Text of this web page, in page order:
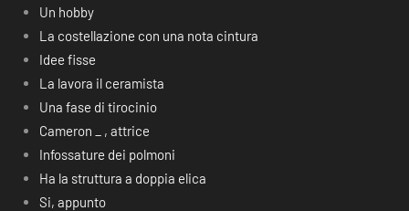
Un hobby
La costellazione con una nota cintura
Idee fisse
La lavora il ceramista
Una fase di tirocinio
Cameron _ , attrice
Infossature dei polmoni
Ha la struttura a doppia elica
Si, appunto